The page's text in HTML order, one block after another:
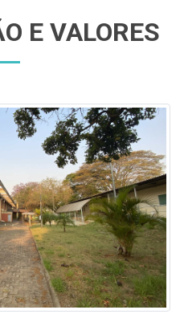
E VALORES